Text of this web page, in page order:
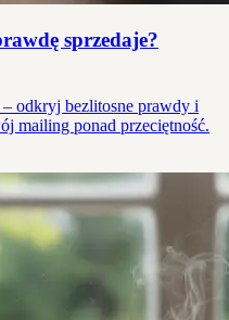
sprzedaje?
– odkryj bezlitosne prawdy i
mailing ponad przeciętność.